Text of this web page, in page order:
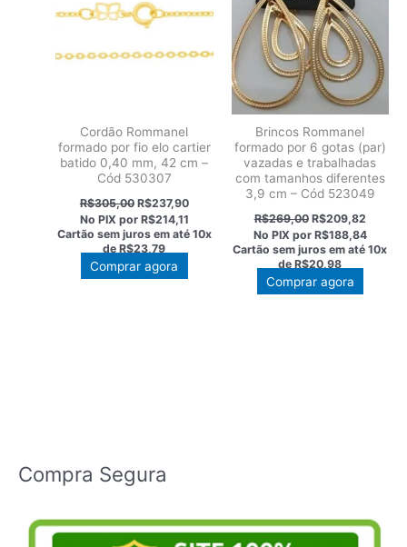
Cordão Rommanel
formado por fio elo cartier
batido 0,40 mm, 42 cm –
Cód 530307
R$305,00 O
preço
original
era:
R$305,00.
R$237,90O
preço
atual
é:
R$237,90.
No PIX por R$214,11
Cartão sem juros em até 10x
de R$23,79
Comprar agora
Brincos Rommanel
formado por 6 gotas (par)
vazadas e trabalhadas
com tamanhos diferentes
3,9 cm – Cód 523049
R$269,00 O
preço
original
era:
R$269,00.
R$209,82O
preço
atual
é:
No PIX por R$188,84
Cartão sem juros em até10x
de R$20,98
Comprar agora
Compra Segura